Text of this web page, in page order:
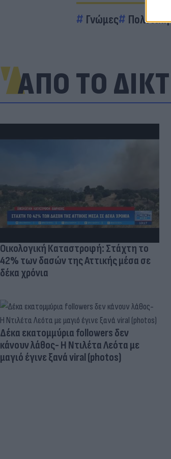
Γνώμες Πολιτική
ΑΠΟ ΤΟ
Οικολογική Καταστροφή: Στάχτη το
42% των δασών της Αττικής μέσα σε
δέκα χρόνια
Δέκα εκατομμύρια followers δεν
κάνουν λάθος- Η Ντιλέτα Λεότα με
μαγιό έγινε ξανά viral (photos)